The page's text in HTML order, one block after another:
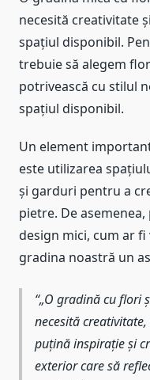
necesită creativitate
spațiul disponibil.
trebuie să alegem
potrivească cu stilul
spațiul disponibil.
Un element
este utilizarea
și garduri pentru a
pietre. De
design mici, cum ar
gradina noastră un
„O gradină cu flori
necesită
puțină inspirație și
exterior care să